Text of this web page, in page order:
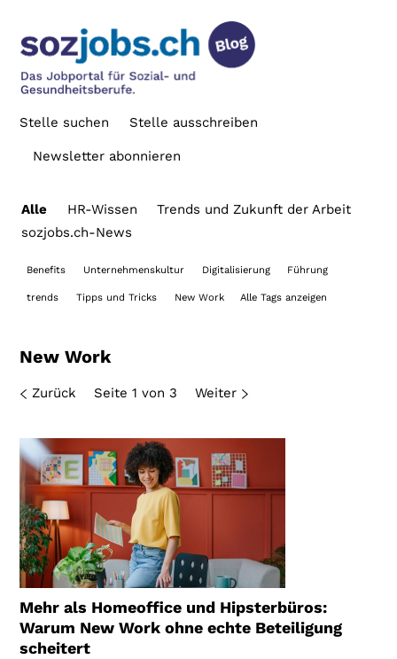
Stelle ausschreiben
Stelle suchen
Newsletter abonnieren
Alle HR-Wissen
Trends und Zukunft der Arbeit
sozjobs.ch-News
Benefits Unternehmenskultur Digitalisierung Führung
trends Tipps und Tricks New Work Alle Tags anzeigen
New Work
Zurück Seite 1 von 3 Weiter
Mehr als Homeoffice und Hipsterbüros:
Warum New Work ohne echte Beteiligung
scheitert